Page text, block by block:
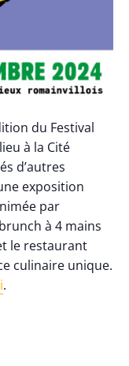
du Festival
à la Cité
d’autres
exposition
par
à 4 mains
le restaurant
culinaire unique.
.